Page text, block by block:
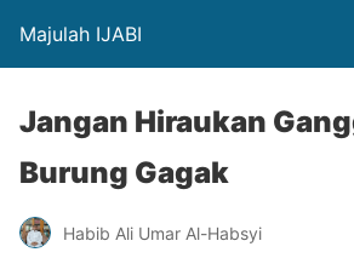
Majulah IJABI
Jangan Hiraukan
Burung Gagak
Habib Ali Umar Al-Habsyi